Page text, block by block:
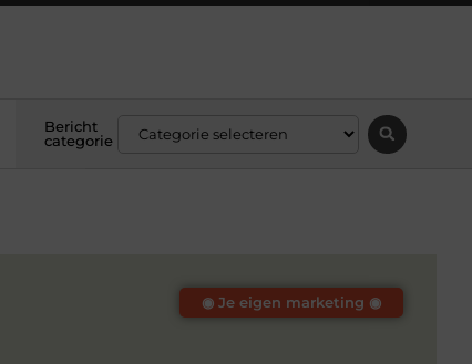
Bericht
categorie
◉ Je eigen marketing ◉